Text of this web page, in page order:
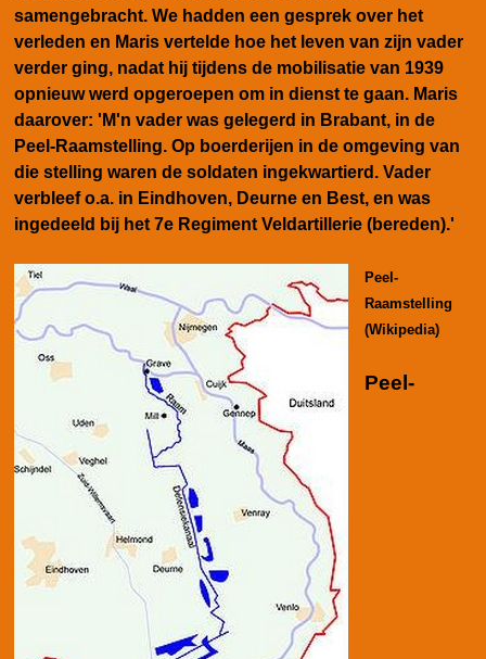
samengebracht. We hadden een gesprek over het
verleden en Maris vertelde hoe het leven van zijn vader
verder ging, nadat hij tijdens de mobilisatie van 1939
opnieuw werd opgeroepen om in dienst te gaan. Maris
daarover: 'M'n vader was gelegerd in Brabant, in de
Peel-Raamstelling. Op boerderijen in de omgeving van
die stelling waren de soldaten ingekwartierd. Vader
verbleef o.a. in Eindhoven, Deurne en Best, en was
ingedeeld bij het 7e Regiment Veldartillerie (bereden).'
Peel-
Raamstelling
(Wikipedia)
Peel-